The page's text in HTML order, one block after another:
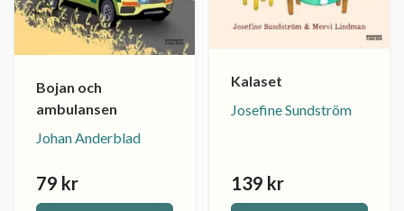
Bojan och
ambulansen
Johan Anderblad
79 kr
Kalaset
Josefine Sundström
139 kr